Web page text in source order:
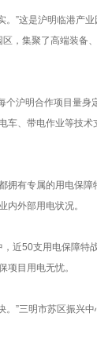
”这是沪明临港产
，集聚了高端装备
沪明合作项目量身
车、带电作业等技术
有专属的用电保障
内外部用电状况。
50支用电保障特
项目用电无忧。
”三明市苏区振兴